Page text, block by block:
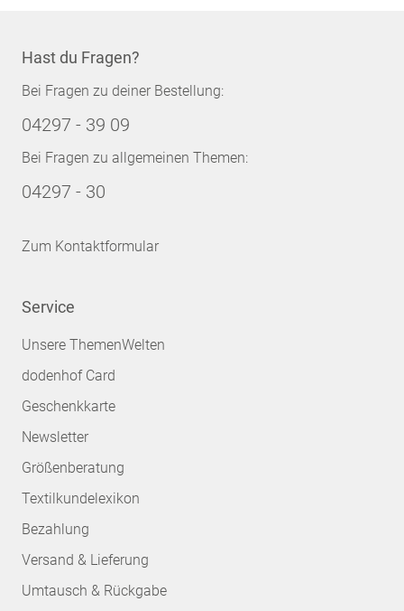
Hast du Fragen?
Bei Fragen zu deiner Bestellung:
04297 - 39 09
Bei Fragen zu allgemeinen Themen:
04297 - 30
Zum Kontaktformular
Service
Unsere ThemenWelten
dodenhof Card
Geschenkkarte
Newsletter
Größenberatung
Textilkundelexikon
Bezahlung
Versand & Lieferung
Umtausch & Rückgabe